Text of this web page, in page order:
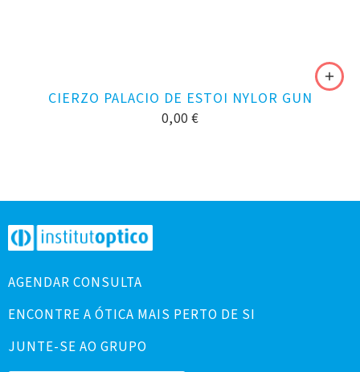
CIERZO PALACIO DE ESTOI NYLOR GUN
0,00 €
AGENDAR CONSULTA
ENCONTRE A ÓTICA MAIS PERTO DE SI
JUNTE-SE AO GRUPO